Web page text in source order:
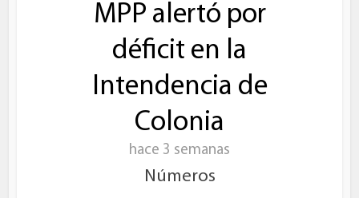
MPP alertó por
déficit en la
Intendencia de
Colonia
hace 3 semanas
Números